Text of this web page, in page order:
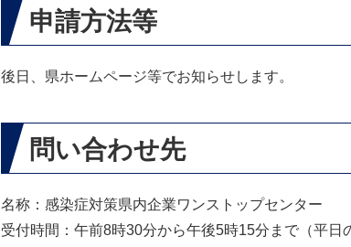
申請方法等
後日、県ホームページ等でお知らせします。
問い合わせ先
名称：感染症対策県内企業ワンストップセンター
受付時間：午前8時30分から午後5時15分まで（平日